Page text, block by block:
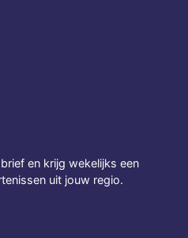
en krijg wekelijks een
uit jouw regio.